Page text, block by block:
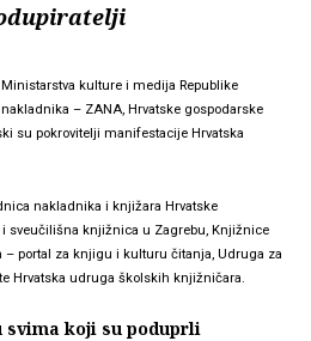
kulture i medija Republike
– ZANA, Hrvatske gospodarske
su pokrovitelji manifestacije Hrvatska
nakladnika i knjižara Hrvatske
sveučilišna knjižnica u Zagrebu, Knjižnice
– portal za knjigu i kulturu čitanja, Udruga za
Hrvatska udruga školskih knjižničara.
koji su poduprli